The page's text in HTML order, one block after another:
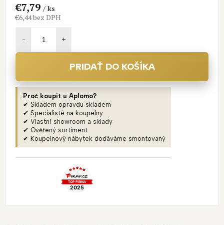
€7,79/ ks
€6,44 bez DPH
PRIDAŤ DO KOŠÍKA
Proč koupit u Aplomo?
✔ Skladem opravdu skladem
✔ Specialisté na koupelny
✔ Vlastní showroom a sklady
✔ Ověřený sortiment
✔ Koupelnový nábytek dodáváme smontovaný